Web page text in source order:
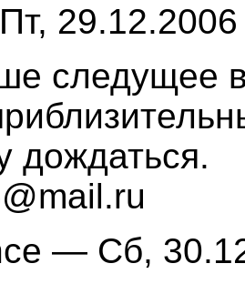
29.12.2006
следущее
дождаться.
— Сб,